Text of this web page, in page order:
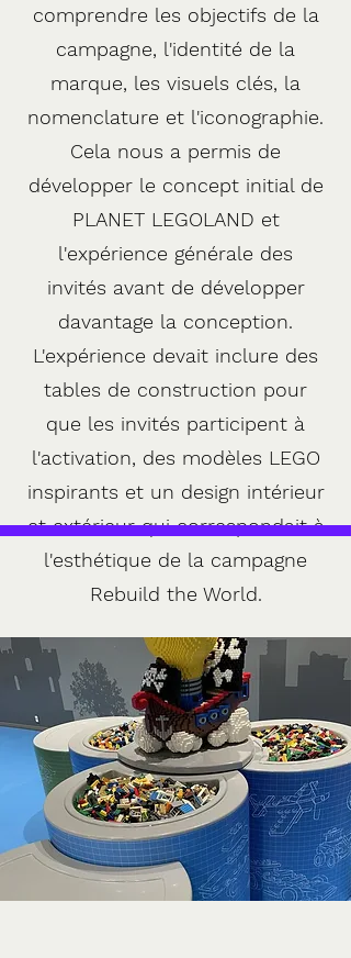
comprendre les objectifs de la
campagne, l'identité de la
marque, les visuels clés, la
nomenclature et l'iconographie.
Cela nous a permis de
développer le concept initial de
PLANET LEGOLAND et
l'expérience générale des
invités avant de développer
davantage la conception.
L'expérience devait inclure des
tables de construction pour
que les invités participent à
l'activation, des modèles LEGO
inspirants et un design intérieur
et extérieur qui correspondait à
l'esthétique de la campagne
Rebuild the World.